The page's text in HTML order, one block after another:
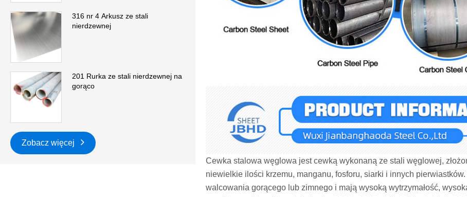
316 nr 4 Arkusz ze stali
nierdzewnej
201 Rurka ze stali nierdzewnej na
gorąco
Zobacz więcej
Cewka stalowa węglowa jest cewką wykonaną ze stali węglowej,
niewielkie ilości krzemu, manganu, fosforu, siarki i innych
walcowania gorącego lub zimnego i mają wysoką wytrzymałość,